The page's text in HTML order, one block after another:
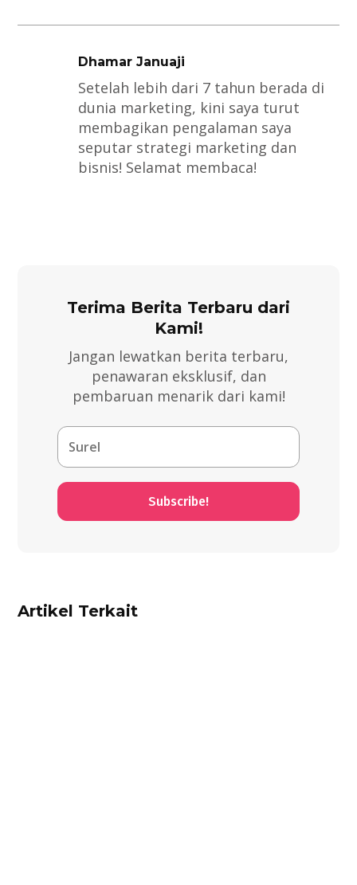
Dhamar Januaji
Setelah lebih dari 7 tahun berada di
dunia marketing, kini saya turut
membagikan pengalaman saya
seputar strategi marketing dan
bisnis! Selamat membaca!
Terima Berita Terbaru dari
Kami!
Jangan lewatkan berita terbaru,
penawaran eksklusif, dan
pembaruan menarik dari kami!
Subscribe!
Artikel Terkait